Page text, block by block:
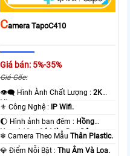
CAmera TapoC410
Giá bán: 5%-35%
Giá Gốc:
👁️‍🗨 Hình Ành Chất Lượng :2K
Lite .
⚜️ Công Nghệ :
IP Wifi.
🌔 Hình ảnh ban đêm : Hồng
Ngoại 10m Có Màu Ban Ðêm.
❄ Camera Theo MẫuThân Plastic.
️💎 Điểm Nỗi Bật :Thu Âm Và Loa.